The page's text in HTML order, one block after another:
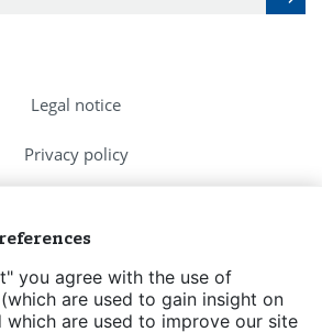
you agree with the use of
are used to gain insight on
which are used to improve our site
Legal notice
Privacy policy
Contact us